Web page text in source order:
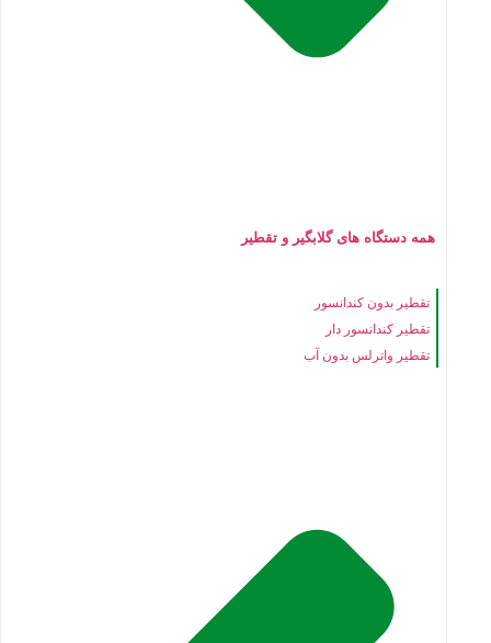
همه دستگاه های گلابگیر و تقطیر
تقطیر بدون کندانسور
تقطیر کندانسور دار
تقطیر واترلس بدون آب